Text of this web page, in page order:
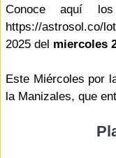
Conoce aquí
https://astrosol.co/
2025 del miercoles
Este Miércoles por
la Manizales, que